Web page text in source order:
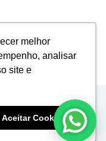
melhor
analisar
site e
Aceitar Cookies
do Colégio Padre João
de Assistência Social na
da legislação vigente.
Bagozzi.